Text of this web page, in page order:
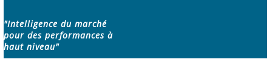
"Intelligence du marché
pour des performances à
haut niveau"